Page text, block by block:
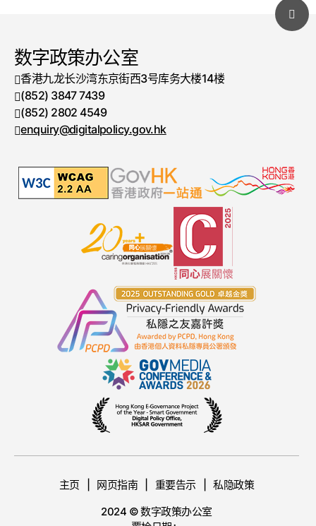
数字政策办公室
香港九龙长沙湾东京街西3号库务大楼14楼
电话号码
(852) 3847 7439
传真号码
(852) 2802 4549
enquiry@digitalpolicy.gov.hk
主页 网页指南 重要告示
私隐政策
2024 © 数字政策办公室